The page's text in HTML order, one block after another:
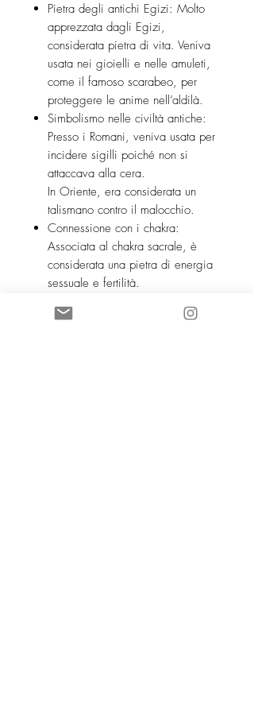
Pietra degli antichi Egizi: Molto
apprezzata dagli Egizi,
considerata pietra di vita. Veniva
usata nei gioielli e nelle amuleti,
come il famoso scarabeo, per
proteggere le anime nell’aldilà.
Simbolismo nelle civiltà antiche:
Presso i Romani, veniva usata per
incidere sigilli poiché non si
attaccava alla cera.
In Oriente, era considerata un
talismano contro il malocchio.
Connessione con i chakra:
Associata al chakra sacrale, è
considerata una pietra di energia
sessuale e fertilità.
tradizione islamica, il profeta